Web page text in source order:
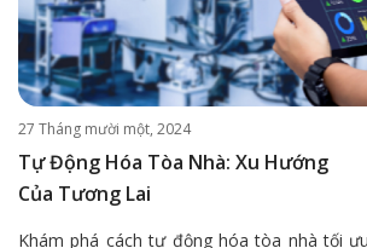
27 Tháng mười một, 2024
Tự Động Hóa Tòa Nhà: Xu Hướng
Của Tương Lai
Khám phá cách tự động hóa tòa nhà tối